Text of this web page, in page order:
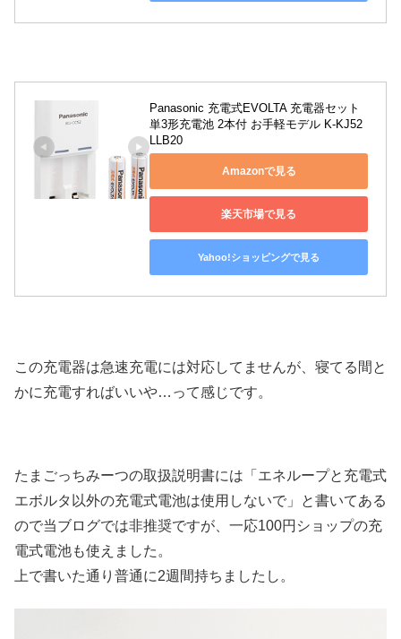
Panasonic 充電式EVOLTA 充電器セット
単3形充電池 2本付 お手軽モデル K-KJ52
LLB20
Amazonで見る
楽天市場で見る
Yahoo!ショッピングで見る
この充電器は急速充電には対応してませんが、寝てる間と
かに充電すればいいや…って感じです。
たまごっちみーつの取扱説明書には「エネループと充電式
エボルタ以外の充電式電池は使用しないで」と書いてある
ので当ブログでは非推奨ですが、一応100円ショップの充
電式電池も使えました。
上で書いた通り普通に2週間持ちましたし。